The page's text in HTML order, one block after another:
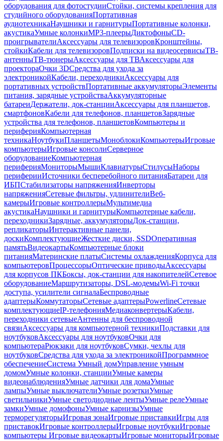
оборудования для фотостудииСтойки, системы крепления для
студийного оборудованияПортативная
аудиотехникаНаушники и гарнитурыПортативные колонки,
акустикаУмные колонкиMP3-плеерыДиктофоныCD-
проигрывателиАксессуары для телевизоровКронштейны,
стойкиКабели для телевизоровПодписки на видеосервисыТВ-
антенныТВ-тюнерыАксессуары для ТВАксессуары для
проектораОчки 3DСредства для ухода за
электроникойКабели, переходникиАксессуары для
портативных устройствПортативные аккумуляторыЭлементы
питания, зарядные устройстваАккумуляторные
батареиДержатели, док-станцииАксессуары для планшетов,
смартфоновКабели для телефонов, планшетовЗарядные
устройства для телефонов, планшетовКомпьютеры и
периферияКомпьютерная
техникаНоутбукиПланшетыМоноблокиКомпьютерыИгровые
компьютерыИгровые консолиСерверное
оборудованиеКомпьютерная
периферияМониторыМышиКлавиатурыСтилусыНаборы
периферииИсточники бесперебойного питанияБатареи для
ИБПСтабилизаторы напряженияИнверторы
напряженияСетевые фильтры, удлинителиВеб-
камерыИгровые контроллерыМультимедиа
акустикаНаушники и гарнитурыКомпьютерные кабели,
переходникиЗарядные, аккумуляторыДок-станции,
репликаторыИнтерактивные панели,
доскиКомплектующиеЖесткие диски, SSDОперативная
памятьВидеокартыКомпьютерные блоки
питанияМатеринские платыСистемы охлажденияКорпуса для
компьютеровПроцессорыОптические приводыАксессуары
для корпусов ПКБоксы, док-станции для накопителейСетевое
оборудованиеМаршрутизаторы, DSL-модемыWi-Fi точки
доступа, усилители сигналаБеспроводные
адаптерыКоммутаторыСетевые адаптерыPowerlineСетевые
комплектующиеIP-телефонияМедиаконвертерыКабели,
переходники сетевыеАнтенны для беспроводной
связиАксессуары для компьютерной техникиПодставки для
ноутбуковАксессуары для ноутбуковОчки для
компьютераРюкзаки для ноутбуковСумки, чехлы для
ноутбуковСредства для ухода за электроникойПрограммное
обеспечениеСистема Умный домУправление умным
домомУмные колонки, станцииУмные камеры
видеонаблюденияУмные датчики для домаУмные
лампыУмные выключателиУмные розеткиУмные
светильникиУмные светодиодные лентыУмные релеУмные
замкиУмные домофоныУмные карнизыУмные
терморегуляторыИгровая зонаИгровые приставкиИгры для
приставокИгровые контроллерыИгровые ноутбукиИгровые
компьютеры Игровые видеокартыИгровые мониторыИгровые